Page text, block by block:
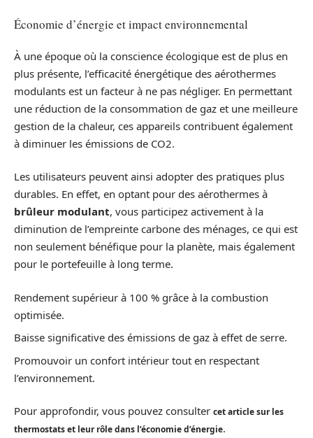
Économie d’énergie et impact environnemental
À une époque où la conscience écologique est de plus en
plus présente, l’efficacité énergétique des aérothermes
modulants est un facteur à ne pas négliger. En permettant
une réduction de la consommation de gaz et une meilleure
gestion de la chaleur, ces appareils contribuent également
à diminuer les émissions de CO2.
Les utilisateurs peuvent ainsi adopter des pratiques plus
durables. En effet, en optant pour des aérothermes à
brûleur modulant, vous participez activement à la
diminution de l’empreinte carbone des ménages, ce qui est
non seulement bénéfique pour la planète, mais également
pour le portefeuille à long terme.
Rendement supérieur à 100 % grâce à la combustion
optimisée.
Baisse significative des émissions de gaz à effet de serre.
Promouvoir un confort intérieur tout en respectant
l’environnement.
Pour approfondir, vous pouvez consulter cet article sur les
thermostats et leur rôle dans l’économie d’énergie.